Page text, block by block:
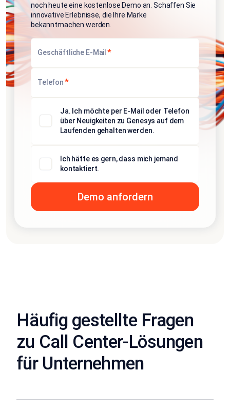
noch heute eine kostenlose Demo an. Schaffen Sie
innovative Erlebnisse, die Ihre Marke
bekanntmachen werden.
Geschäftliche E-Mail *
Telefon*
Ja. Ich möchte per E-Mail oder Telefon
über Neuigkeiten zu Genesys auf dem
Laufenden gehalten werden.
Ich hätte es gern, dass mich jemand
kontaktiert.
Häufig gestellte Fragen
zu Call Center-Lösungen
für Unternehmen